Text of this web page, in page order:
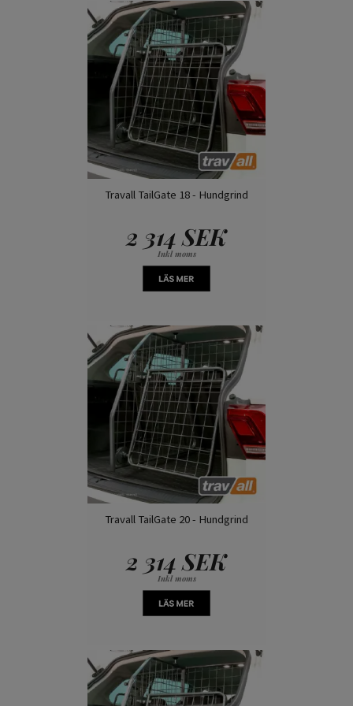
Travall TailGate 18 - Hundgrind
2 314 SEK
Inkl moms
Travall TailGate 20 - Hundgrind
2 314 SEK
Inkl moms